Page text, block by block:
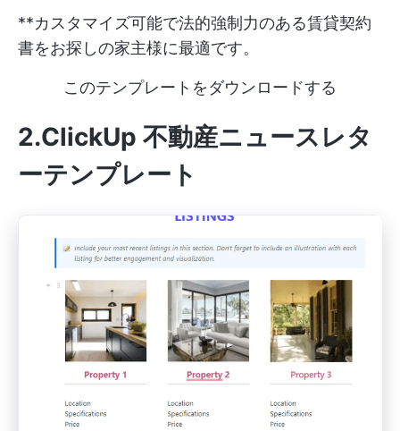
**カスタマイズ可能で法的強制力のある賃貸契約
書をお探しの家主様に最適です。
このテンプレートをダウンロードする
2.ClickUp 不動産ニュースレタ
ーテンプレート